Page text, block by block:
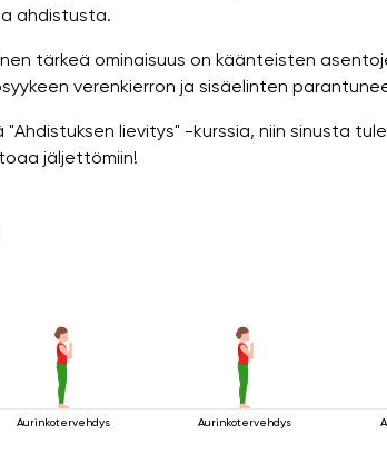
ahdistusta.
tärkeä ominaisuus on käänteisten
verenkierron ja sisäelinten
lievitys" -kurssia, niin sinusta
jäljettömiin!
Aurinkotervehdys Aurinkotervehdys